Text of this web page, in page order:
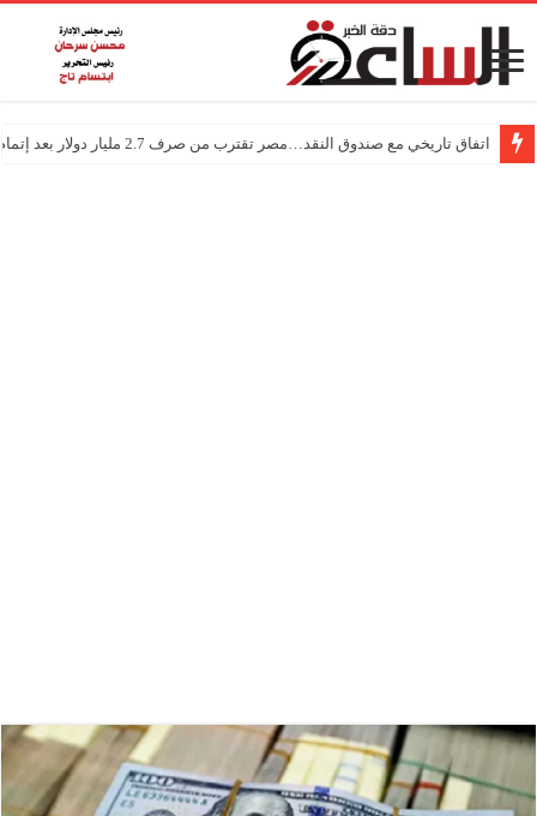
اتفاق تاريخي مع صندوق النقد…مصر تقترب من صرف 2.7 مليار دولار بعد إتمام المراجعتين
درجات الحرارة اليوم في مصر… أجواء باردة مع أمطار خفيفة